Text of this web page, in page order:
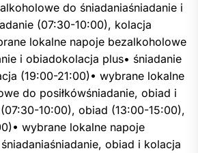
do śniadaniaśniadanie i
(07:30-10:00), kolacja
lokalne napoje bezalkoholowe
i obiadokolacja plus• śniadanie
(19:00-21:00)• wybrane lokalne
do posiłkówśniadanie, obiad i
10:00), obiad (13:00-15:00),
wybrane lokalne napoje
obiad i kolacja